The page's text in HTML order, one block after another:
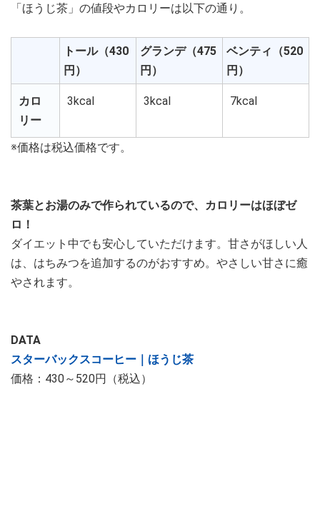
「ほうじ茶」の値段やカロリーは以下の通り。
トール（430
円）
グランデ（475
円）
ベンティ（520
円）
カロ
リー
3kcal 3kcal 7kcal
※価格は税込価格です。
茶葉とお湯のみで作られているので、カロリーはほぼゼ
ロ！
ダイエット中でも安心していただけます。甘さがほしい人
は、はちみつを追加するのがおすすめ。やさしい甘さに癒
やされます。
DATA
スターバックスコーヒー｜ほうじ茶
価格：430～520円（税込）